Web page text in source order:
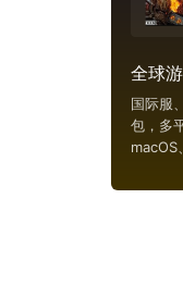
全球
国际服
包，多
macOS